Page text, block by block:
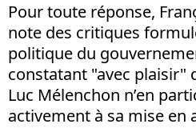
Pour toute réponse,
note des critiques
politique du
constatant "avec plaisir"
Luc Mélenchon n’en
activement à sa mise en